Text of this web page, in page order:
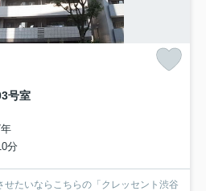
号室
分
せたいならこちらの「クレッセント渋谷